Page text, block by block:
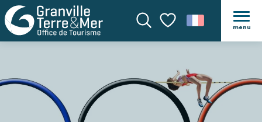
Recherche
Voir les favoris
menu